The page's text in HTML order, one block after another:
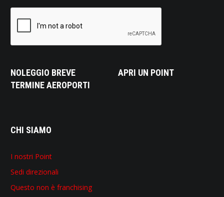
NOLEGGIO BREVE
TERMINE AEROPORTI
APRI UN POINT
CHI SIAMO
I nostri Point
Sedi direzionali
Questo non è franchising